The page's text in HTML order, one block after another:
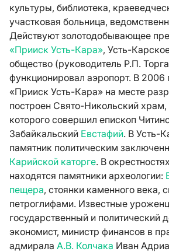
культуры, библиотека,
участковая больница,
Действуют золотодобывающее
«Прииск Усть-Кара», Усть-
общество (руководитель Р.П.
функционировал аэропорт. В
«Прииск Усть-Кара» на месте
построен Свято-Никольский храм,
которого совершил епископ
Забайкальский Евстафий. В Усть-
памятник политическим
Карийской каторге. В
находятся памятники археологии:
пещера, стоянки каменного века,
петроглифами. Известные
государственный и политический
экономист, министр финансов в
адмирала А.В. Колчака Иван